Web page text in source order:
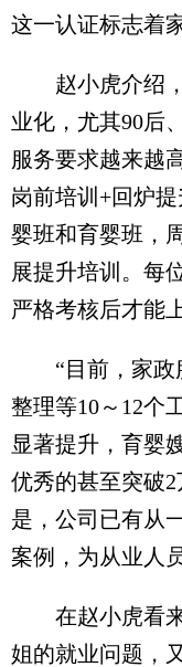
这一认证标志着
赵小虎介绍，
业化，尤其90后
服务要求越来越
岗前培训+回炉
婴班和育婴班，
展提升培训。每
严格考核后才能
“目前，家政
整理等10～12个
显著提升，育婴
优秀的甚至突破
是，公司已有从
案例，为从业人
在赵小虎看来
姐的就业问题，